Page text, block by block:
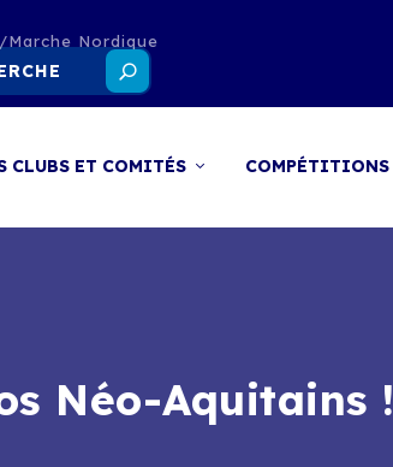
Marche Nordique
CLUBS ET COMITÉS COMPÉTITIONS
Néo-Aquitains !